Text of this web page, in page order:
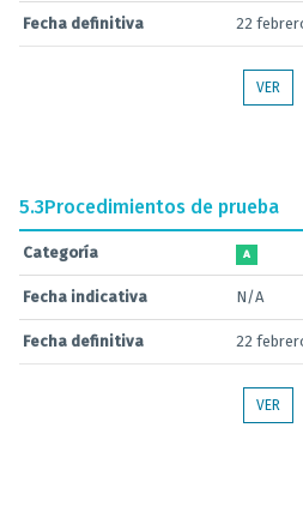
Fecha definitiva 22
VER
5.3Procedimientos de prueba
Categoría A
Fecha indicativa N/A
Fecha definitiva 22
VER